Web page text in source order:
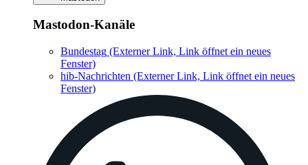
Mastodon-Kanäle
Bundestag (Externer Link, Link öffnet ein neues
Fenster)
hib-Nachrichten (Externer Link, Link öffnet ein neues
Fenster)